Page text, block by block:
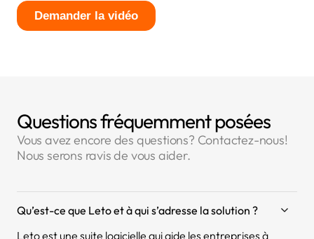
Questions fréquemment posées
Vous avez encore des questions? Contactez-nous!
Nous serons ravis de vous aider.
Qu’est-ce que Leto et à qui s’adresse la solution ?
Leto est une suite logicielle qui aide les entreprises à